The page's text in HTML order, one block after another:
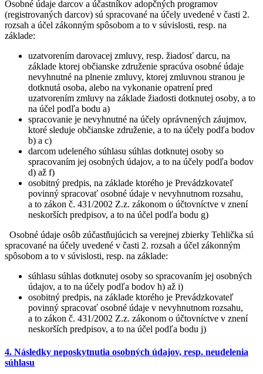
Osobné údaje darcov a účastníkov adopčných programov
(registrovaných darcov) sú spracované na účely uvedené v časti 2.
rozsah a účel zákonným spôsobom a to v súvislosti, resp. na
základe:
uzatvorením darovacej zmluvy, resp. žiadosť darcu, na
základe ktorej občianske združenie spracúva osobné údaje
nevyhnutné na plnenie zmluvy, ktorej zmluvnou stranou je
dotknutá osoba, alebo na vykonanie opatrení pred
uzatvorením zmluvy na základe žiadosti dotknutej osoby, a to
na účel podľa bodu a)
spracovanie je nevyhnutné na účely oprávnených záujmov,
ktoré sleduje občianske združenie, a to na účely podľa bodov
b) a c)
darcom udeleného súhlasu súhlas dotknutej osoby so
spracovaním jej osobných údajov, a to na účely podľa bodov
d) až f)
osobitný predpis, na základe ktorého je Prevádzkovateľ
povinný spracovať osobné údaje v nevyhnutnom rozsahu,
a to zákon č. 431/2002 Z.z. zákonom o účtovníctve v znení
neskorších predpisov, a to na účel podľa bodu g)
Osobné údaje osôb zúčastňujúcich sa verejnej zbierky Tehlička sú
spracované na účely uvedené v časti 2. rozsah a účel zákonným
spôsobom a to v súvislosti, resp. na základe:
súhlasu súhlas dotknutej osoby so spracovaním jej osobných
údajov, a to na účely podľa bodov h) až i)
osobitný predpis, na základe ktorého je Prevádzkovateľ
povinný spracovať osobné údaje v nevyhnutnom rozsahu,
a to zákon č. 431/2002 Z.z. zákonom o účtovníctve v znení
neskorších predpisov, a to na účel podľa bodu j)
4. Následky neposkytnutia osobných údajov, resp. neudelenia
súhlasu